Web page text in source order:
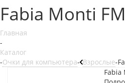
Fabia Monti
Главная
-
Каталог
-Очки для компьютера- Взрослые-
Fabia